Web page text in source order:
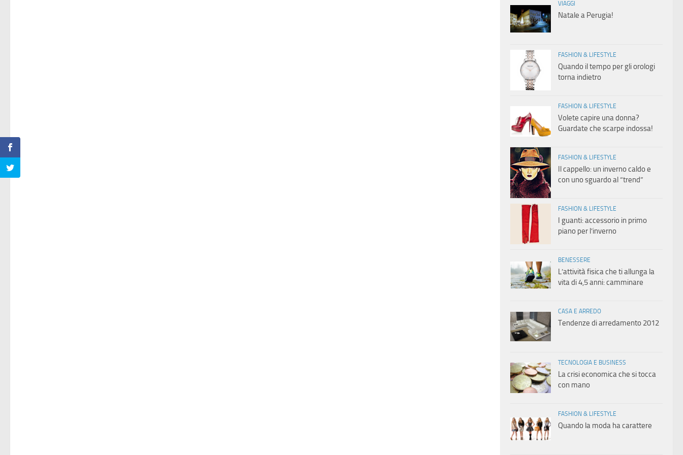
VIAGGI
Natale a Perugia!
FASHION & LIFESTYLE
Quando il tempo per gli orologi
torna indietro
FASHION & LIFESTYLE
Volete capire una donna?
Guardate che scarpe indossa!
FASHION & LIFESTYLE
Il cappello: un inverno caldo e
con uno sguardo al “trend”
FASHION & LIFESTYLE
I guanti: accessorio in primo
piano per l’inverno
BENESSERE
L’attività fisica che ti allunga la
vita di 4,5 anni: camminare
CASA E ARREDO
Tendenze di arredamento 2012
TECNOLOGIA E BUSINESS
La crisi economica che si tocca
con mano
FASHION & LIFESTYLE
Quando la moda ha carattere